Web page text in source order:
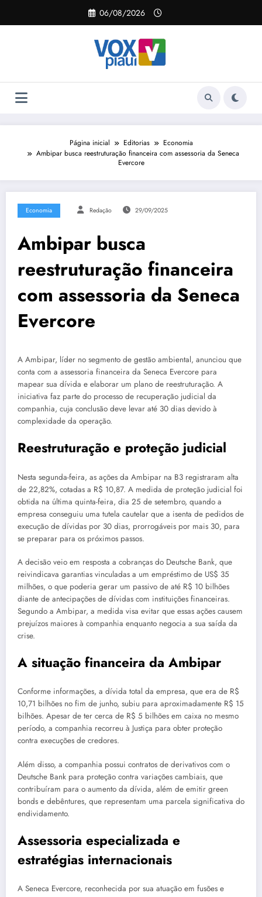
o
06/08/2026
Página inicial Editorias
Economia
Ambipar busca reestruturação financeira com assessoria da Seneca
Evercore
Economia Redação 29/09/2025
Ambipar busca
reestruturação financeira
com assessoria da Seneca
Evercore
A Ambipar, líder no segmento de gestão ambiental, anunciou que
conta com a assessoria financeira da Seneca Evercore para
mapear sua dívida e elaborar um plano de reestruturação. A
iniciativa faz parte do processo de recuperação judicial da
companhia, cuja conclusão deve levar até 30 dias devido à
complexidade da operação.
Reestruturação e proteção judicial
Nesta segunda-feira, as ações da Ambipar na B3 registraram alta
de 22,82%, cotadas a R$ 10,87. A medida de proteção judicial foi
obtida na última quinta-feira, dia 25 de setembro, quando a
empresa conseguiu uma tutela cautelar que a isenta de pedidos de
execução de dívidas por 30 dias, prorrogáveis por mais 30, para
se preparar para os próximos passos.
A decisão veio em resposta a cobranças do Deutsche Bank, que
reivindicava garantias vinculadas a um empréstimo de US$ 35
milhões, o que poderia gerar um passivo de até R$ 10 bilhões
diante de antecipações de dívidas com instituições financeiras.
Segundo a Ambipar, a medida visa evitar que essas ações causem
prejuízos maiores à companhia enquanto negocia a sua saída da
crise.
A situação financeira da Ambipar
Conforme informações, a dívida total da empresa, que era de R$
10,71 bilhões no fim de junho, subiu para aproximadamente R$ 15
bilhões. Apesar de ter cerca de R$ 5 bilhões em caixa no mesmo
período, a companhia recorreu à Justiça para obter proteção
contra execuções de credores.
Além disso, a companhia possui contratos de derivativos com o
Deutsche Bank para proteção contra variações cambiais, que
contribuíram para o aumento da dívida, além de emitir green
bonds e debêntures, que representam uma parcela significativa do
endividamento.
Assessoria especializada e
estratégias internacionais
A Seneca Evercore, reconhecida por sua atuação em fusões e